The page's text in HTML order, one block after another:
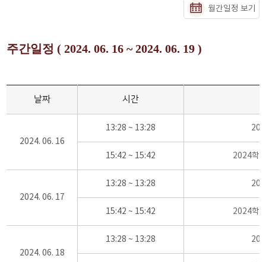
월간일정 보기
주간일정 ( 2024. 06. 16 ~ 2024. 06. 19 )
날짜 시간
2024. 06. 16
13:28 ~ 13:28
15:42 ~ 15:42 2024학
2024. 06. 17
13:28 ~ 13:28
15:42 ~ 15:42 2024학
2024. 06. 18
13:28 ~ 13:28